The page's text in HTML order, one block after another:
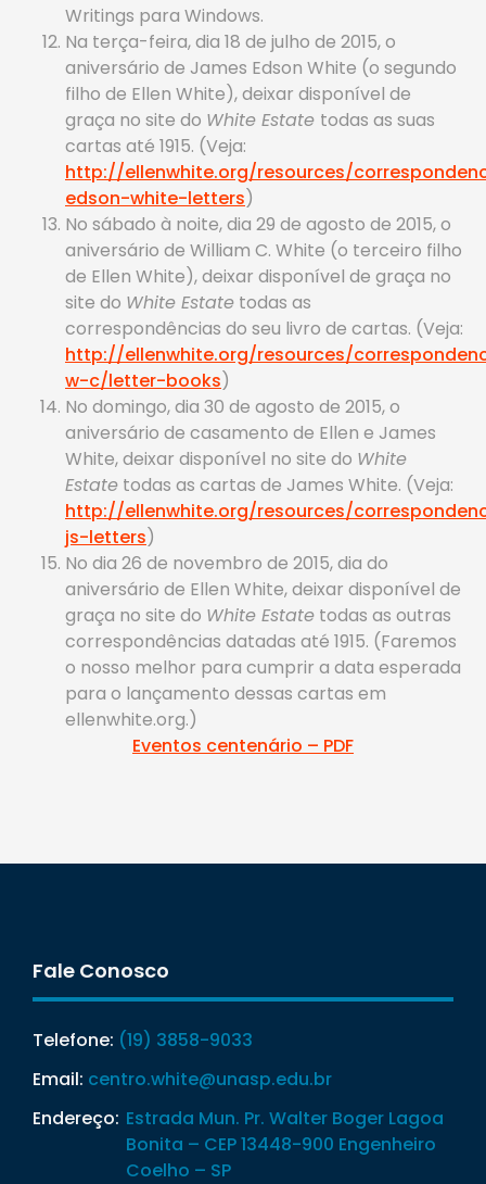
Writings para Windows.
Na terça-feira, dia 18 de julho de 2015, o
aniversário de James Edson White (o segundo
filho de Ellen White), deixar disponível de
graça no site do White Estate todas as suas
cartas até 1915. (Veja:
http://ellenwhite.org/resources/
edson-white-letters)
No sábado à noite, dia 29 de agosto de 2015, o
aniversário de William C. White (o terceiro filho
de Ellen White), deixar disponível de graça no
site do White Estate todas as
correspondências do seu livro de cartas. (Veja:
http://ellenwhite.org/resources/
w-c/letter-books)
No domingo, dia 30 de agosto de 2015, o
aniversário de casamento de Ellen e James
White, deixar disponível no site do White
Estate todas as cartas de James White. (Veja:
http://ellenwhite.org/resources/
js-letters)
No dia 26 de novembro de 2015, dia do
aniversário de Ellen White, deixar disponível de
graça no site do White Estate todas as outras
correspondências datadas até 1915. (Faremos
o nosso melhor para cumprir a data esperada
para o lançamento dessas cartas em
ellenwhite.org.)
Eventos centenário – PDF
Fale Conosco
Telefone: (19) 3858-9033
Email: centro.white@unasp.edu.br
Endereço: Estrada Mun. Pr. Walter Boger Lagoa
Bonita – CEP 13448-900 Engenheiro
Coelho – SP